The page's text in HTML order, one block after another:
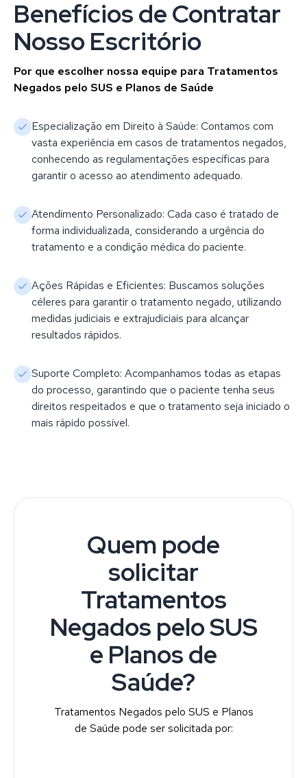
Benefícios de Contratar
Nosso Escritório
Por que escolher nossa equipe para Tratamentos
Negados pelo SUS e Planos de Saúde
Especialização em Direito à Saúde: Contamos com
vasta experiência em casos de tratamentos negados,
conhecendo as regulamentações específicas para
garantir o acesso ao atendimento adequado.
Atendimento Personalizado: Cada caso é tratado de
forma individualizada, considerando a urgência do
tratamento e a condição médica do paciente.
Ações Rápidas e Eficientes: Buscamos soluções
céleres para garantir o tratamento negado, utilizando
medidas judiciais e extrajudiciais para alcançar
resultados rápidos.
Suporte Completo: Acompanhamos todas as etapas
do processo, garantindo que o paciente tenha seus
direitos respeitados e que o tratamento seja iniciado o
mais rápido possível.
Quem pode
solicitar
Tratamentos
Negados pelo SUS
e Planos de
Saúde?
Tratamentos Negados pelo SUS e Planos
de Saúde pode ser solicitada por: